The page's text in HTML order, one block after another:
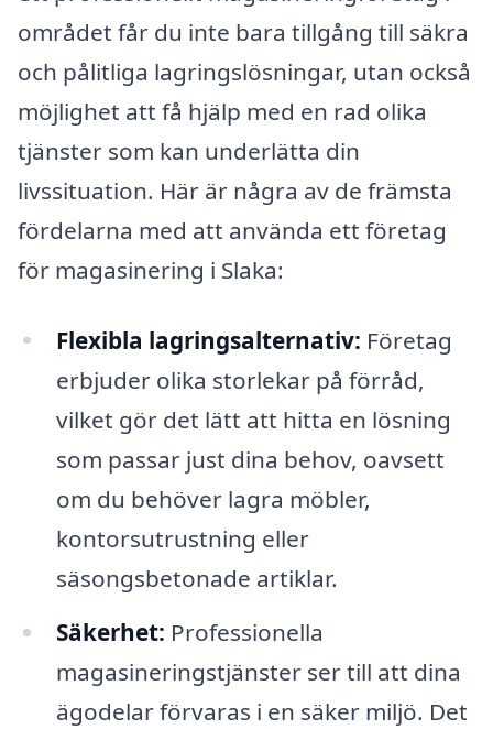
området får du inte bara tillgång till säkra
och pålitliga lagringslösningar, utan också
möjlighet att få hjälp med en rad olika
tjänster som kan underlätta din
livssituation. Här är några av de främsta
fördelarna med att använda ett företag
för magasinering i Slaka:
Flexibla lagringsalternativ: Företag
erbjuder olika storlekar på förråd,
vilket gör det lätt att hitta en lösning
som passar just dina behov, oavsett
om du behöver lagra möbler,
kontorsutrustning eller
säsongsbetonade artiklar.
Säkerhet: Professionella
magasineringstjänster ser till att dina
ägodelar förvaras i en säker miljö. Det